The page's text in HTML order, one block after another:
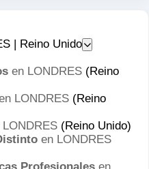
| Reino Unido
en LONDRES (Reino
LONDRES (Reino
LONDRES (Reino Unido)
en LONDRES